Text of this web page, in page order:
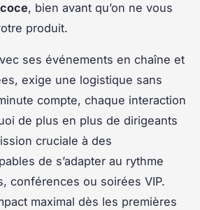
, bien avant qu’on ne vous
produit.
ses événements en chaîne et
exige une logistique sans
compte, chaque interaction
de plus en plus de dirigeants
cruciale à des
de s’adapter au rythme
conférences ou soirées VIP.
maximal dès les premières